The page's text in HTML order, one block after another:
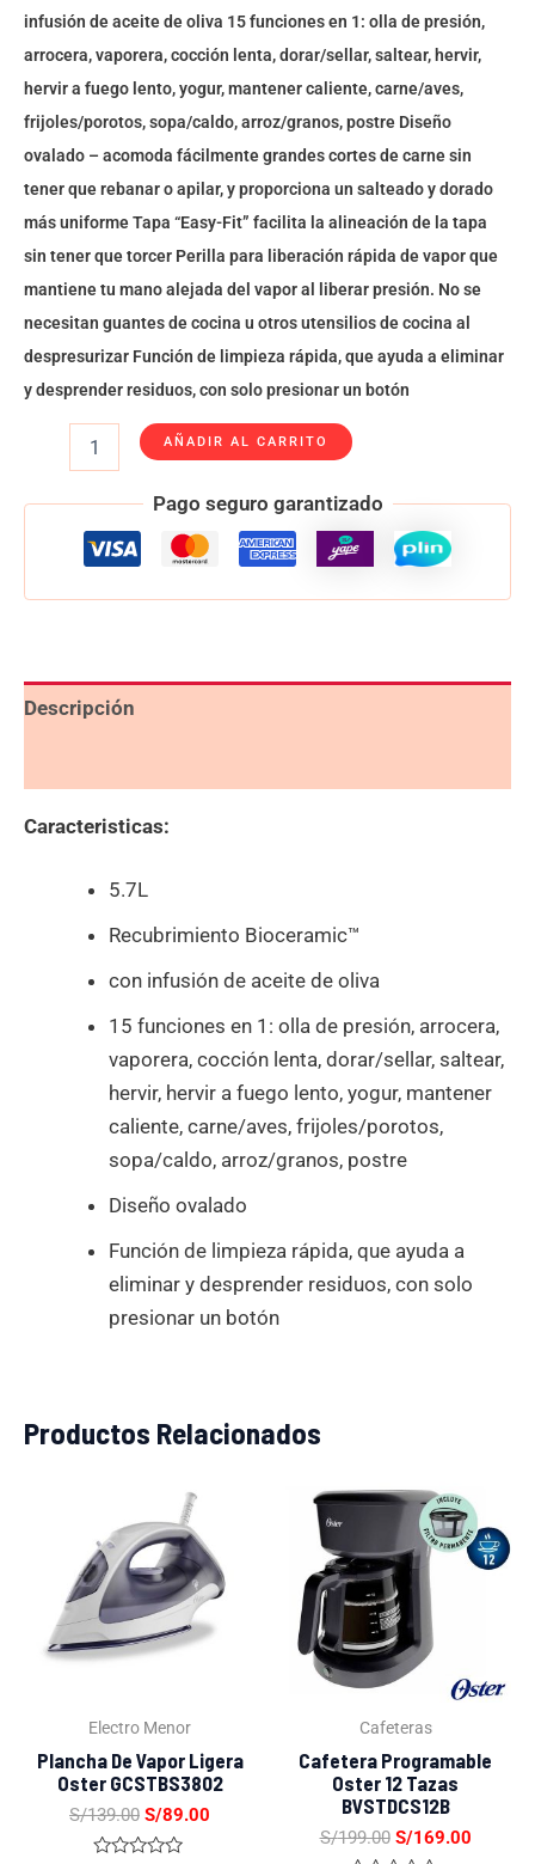
infusión de aceite de oliva 15 funciones en 1: olla de presión,
arrocera, vaporera, cocción lenta, dorar/sellar, saltear, hervir,
hervir a fuego lento, yogur, mantener caliente, carne/aves,
frijoles/porotos, sopa/caldo, arroz/granos, postre Diseño
ovalado – acomoda fácilmente grandes cortes de carne sin
tener que rebanar o apilar, y proporciona un salteado y dorado
más uniforme Tapa “Easy-Fit” facilita la alineación de la tapa
sin tener que torcer Perilla para liberación rápida de vapor que
mantiene tu mano alejada del vapor al liberar presión. No se
necesitan guantes de cocina u otros utensilios de cocina al
despresurizar Función de limpieza rápida, que ayuda a eliminar
y desprender residuos, con solo presionar un botón
AÑADIR AL CARRITO
Pago seguro garantizado
Descripción
Caracteristicas:
5.7L
Recubrimiento Bioceramic™
con infusión de aceite de oliva
15 funciones en 1: olla de presión, arrocera,
vaporera, cocción lenta, dorar/sellar, saltear,
hervir, hervir a fuego lento, yogur, mantener
caliente, carne/aves, frijoles/porotos,
sopa/caldo, arroz/granos, postre
Diseño ovalado
Función de limpieza rápida, que ayuda a
eliminar y desprender residuos, con solo
presionar un botón
Productos Relacionados
Electro Menor
Plancha De Vapor Ligera
Oster GCSTBS3802
S/139.00
precio
original
era:
S/139.00.
S/89.00
es:
S/89.00.
Cafeteras
Cafetera Programable
Oster 12 Tazas
BVSTDCS12B
S/199.00
precio
original
era:
S/199.00.
S/169.00
precio
actual
es:
S/